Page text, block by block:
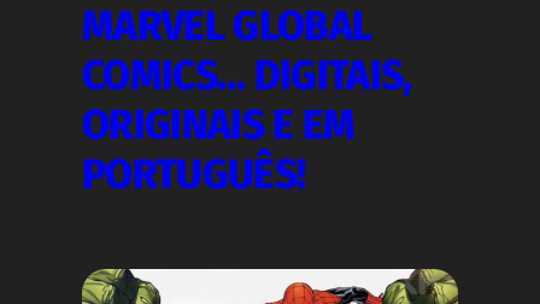
MARVEL GLOBAL
COMICS… DIGITAIS,
ORIGINAIS E EM
PORTUGUÊS!